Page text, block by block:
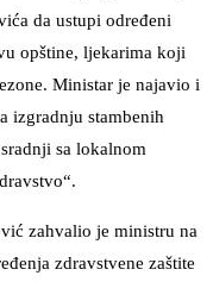
da ustupi određeni
opštine, ljekarima koji
Ministar je najavio i
izgradnju stambenih
sa lokalnom
zahvalio je ministru na
zdravstvene zaštite